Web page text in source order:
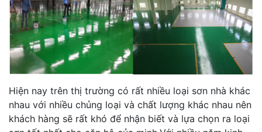
Hiện nay trên thị trường có rất nhiều loại sơn nhà khác
nhau với nhiều chủng loại và chất lượng khác nhau nên
khách hàng sẽ rất khó để nhận biết và lựa chọn ra loại